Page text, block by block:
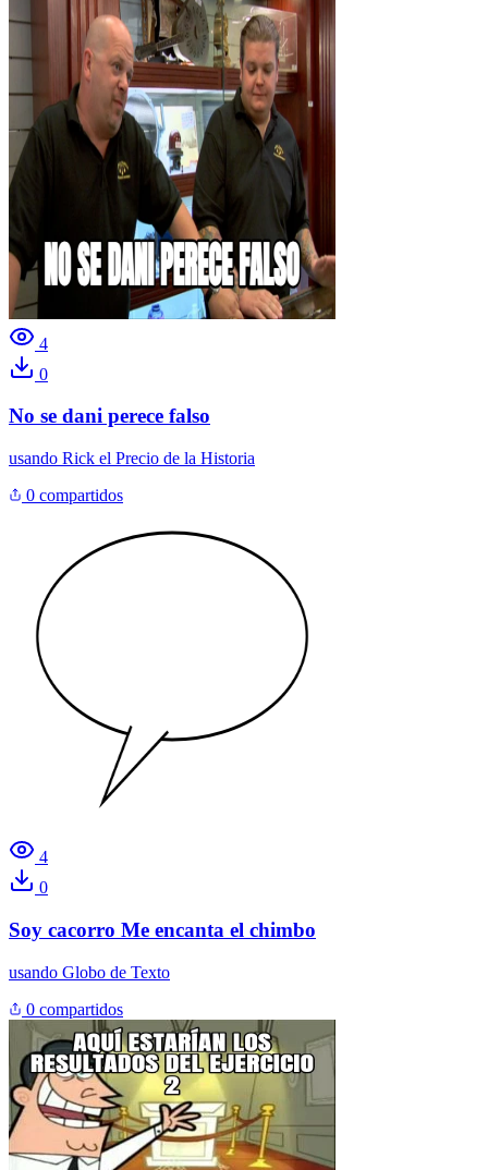
4
0
No se dani perece falso
usando Rick el Precio de la Historia
0 compartidos
4
0
Soy cacorro Me encanta el chimbo
usando Globo de Texto
0 compartidos